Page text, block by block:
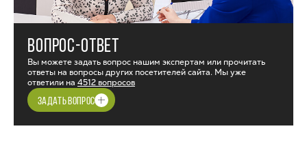
ВОПРОС-ОТВЕТ
Вы можете задать вопрос нашим экспертам или прочитать
ответы на вопросы других посетителей сайта. Мы уже
ответили на 4512 вопросов
ЗАДАТЬ ВОПРОС